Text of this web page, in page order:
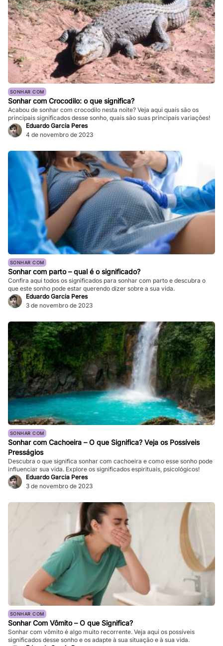
SONHAR COM
Sonhar com Crocodilo: o que significa?
Acabou de sonhar com crocodilo nesta noite? Veja aqui quais são os
principais significados desse sonho, quais são suas principais variações!
Eduardo Garcia Peres
4 de novembro de 2023
SONHAR COM
Sonhar com parto – qual é o significado?
Confira aqui todos os significados para sonhar com parto e descubra o
que este sonho pode estar querendo dizer sobre a sua vida.
Eduardo Garcia Peres
3 de novembro de 2023
SONHAR COM
Sonhar com Cachoeira – O que Significa? Veja os Possíveis
Presságios
Descubra o que significa sonhar com cachoeira e como esse sonho pode
influenciar sua vida. Explore os significados espirituais, psicológicos!
Eduardo Garcia Peres
3 de novembro de 2023
SONHAR COM
Sonhar Com Vômito – O que Significa?
Sonhar com vômito é algo muito recorrente. Veja aqui os possíveis
significados desse sonho e os adapte à sua situação e à sua vida.